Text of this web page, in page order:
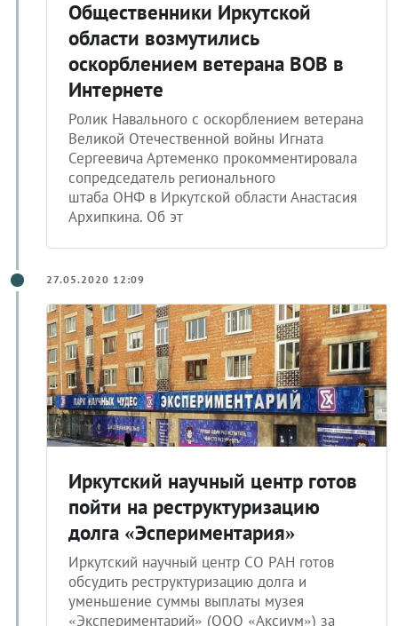
области возмутились
оскорблением ветерана ВОВ в
Интернете
Ролик Навального с оскорблением ветерана
Великой Отечественной войны Игната
Сергеевича Артеменко прокомментировала
сопредседатель регионального
штаба ОНФ в Иркутской области Анастасия
Архипкина. Об эт
пойти на реструктуризацию
долга «Эспериментария»
Иркутский научный центр СО РАН готов
обсудить реструктуризацию долга и
уменьшение суммы выплаты музея
«Экспериментарий» (ООО «Аксиум») за